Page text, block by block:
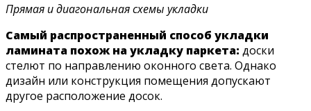
Прямая и диагональная схемы укладки
Самый распространенный способ укладки
ламината похож на укладку паркета: доски
стелют по направлению оконного света. Однако
дизайн или конструкция помещения допускают
другое расположение досок.